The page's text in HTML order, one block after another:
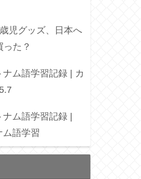
児グッズ、日本へ
た？
ナム語学習記録 | カ
ム語学習記録 |
ム語学習